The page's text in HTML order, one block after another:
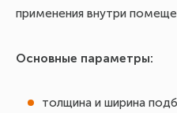
применения внутри
Основные параметры:
толщина и ширина